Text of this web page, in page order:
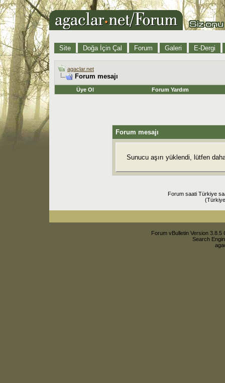
Site Doğa İçin Çal Forum Galeri E-Dergi
agaclar.net
Forum mesajı
Üye Ol Forum Yardım
Forum mesajı
Sunucu aşırı yüklendi, lütfen
Forum saati Türkiye
Forum vBulletin Version
Search